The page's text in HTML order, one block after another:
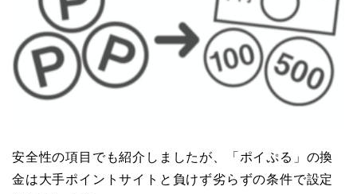
安全性の項目でも紹介しましたが、「ポイぷる」の換
金は大手ポイントサイトと負けず劣らずの条件で設定